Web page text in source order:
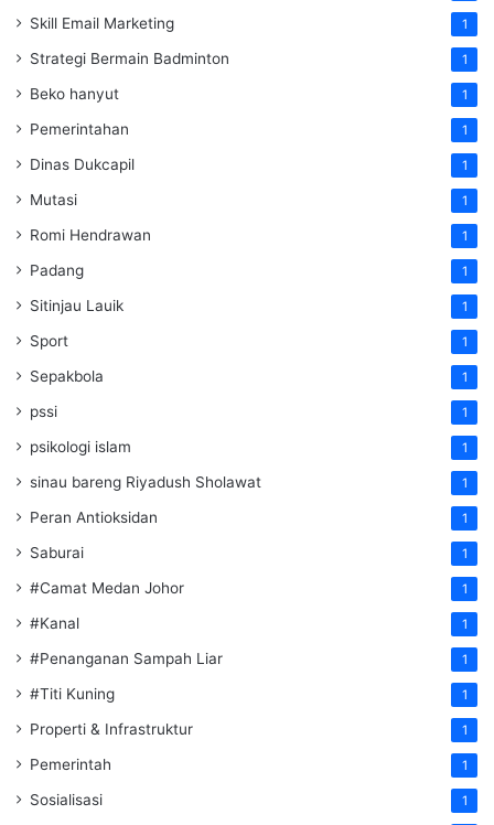
Skill Email Marketing 1
Strategi Bermain Badminton 1
Beko hanyut 1
Pemerintahan 1
Dinas Dukcapil 1
Mutasi 1
Romi Hendrawan 1
Padang 1
Sitinjau Lauik 1
Sport 1
Sepakbola 1
pssi 1
psikologi islam 1
sinau bareng Riyadush Sholawat 1
Peran Antioksidan 1
Saburai 1
#Camat Medan Johor 1
#Kanal 1
#Penanganan Sampah Liar 1
#Titi Kuning 1
Properti & Infrastruktur 1
Pemerintah 1
Sosialisasi 1